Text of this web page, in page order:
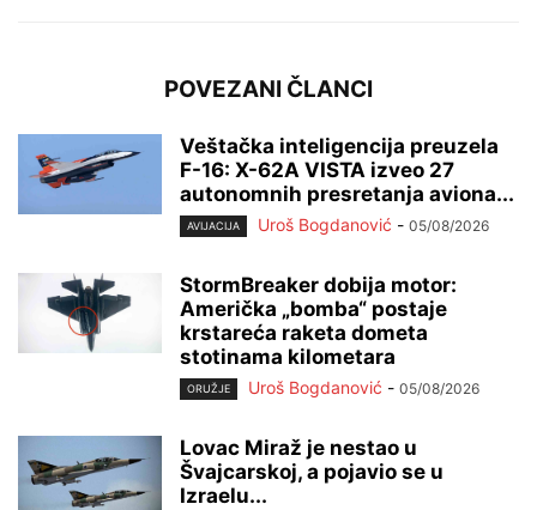
POVEZANI ČLANCI
Veštačka inteligencija preuzela
F-16: X-62A VISTA izveo 27
autonomnih presretanja aviona...
AVIJACIJA Uroš Bogdanović - 05/08/2026
StormBreaker dobija motor:
Američka „bomba“ postaje
krstareća raketa dometa
stotinama kilometara
ORUŽJE Uroš Bogdanović - 05/08/2026
Lovac Miraž je nestao u
Švajcarskoj, a pojavio se u
Izraelu...